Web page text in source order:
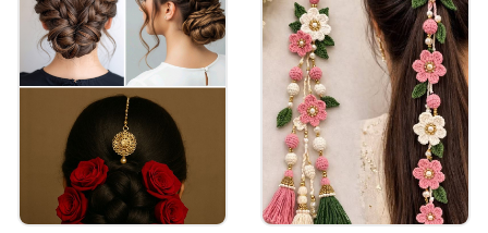
ये दिखने में काफी खूबसूरत दिखेगी।
Image credits: Gemini AI